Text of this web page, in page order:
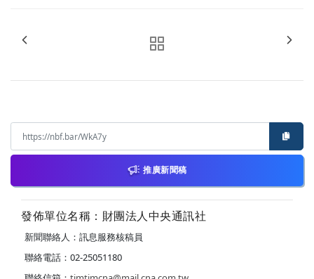
推廣新聞稿
發佈單位名稱：財團法人中央通訊社
新聞聯絡人：訊息服務核稿員
聯絡電話：02-25051180